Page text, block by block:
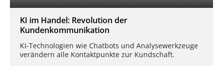
KI im Handel: Revolution der
Kundenkommunikation
KI-Technologien wie Chatbots und Analysewerkzeuge
verändern alle Kontaktpunkte zur Kundschaft.